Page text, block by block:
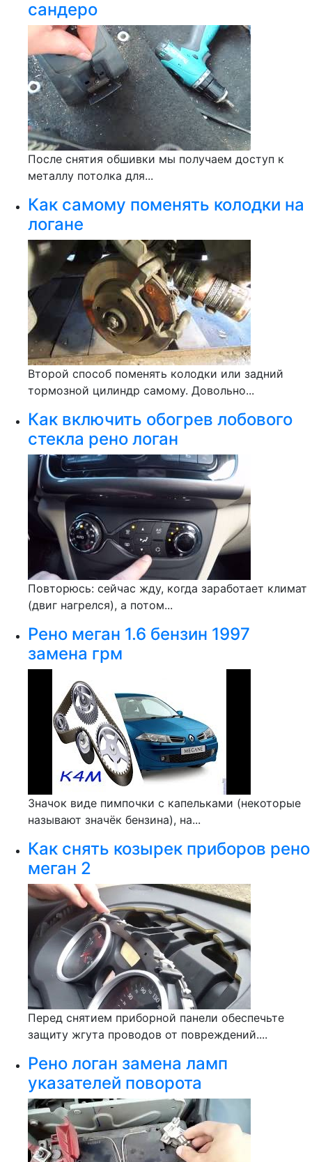
сандеро
После снятия обшивки мы получаем доступ к
металлу потолка для...
Как самому поменять колодки на
логане
Второй способ поменять колодки или задний
тормозной цилиндр самому. Довольно...
Как включить обогрев лобового
стекла рено логан
Повторюсь: сейчас жду, когда заработает климат
(двиг нагрелся), а потом...
Рено меган 1.6 бензин 1997
замена грм
Значок виде пимпочки с капельками (некоторые
называют значёк бензина), на...
Как снять козырек приборов рено
меган 2
Перед снятием приборной панели обеспечьте
защиту жгута проводов от повреждений....
Рено логан замена ламп
указателей поворота